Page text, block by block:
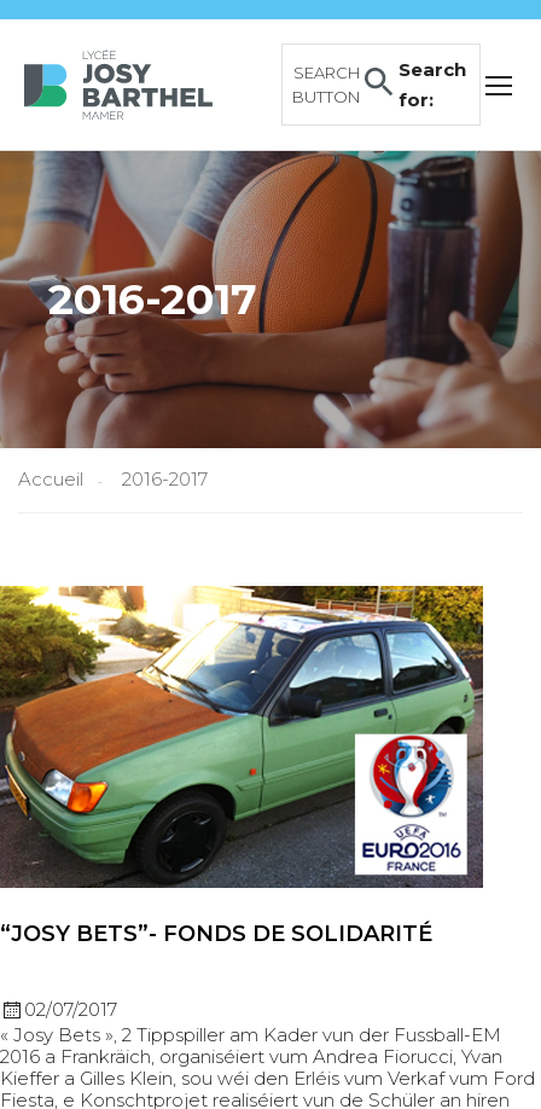
Search
for:
SEARCH
BUTTON
2016-2017
Accueil 2016-2017
“JOSY BETS”- FONDS DE SOLIDARITÉ
02/07/2017
« Josy Bets », 2 Tippspiller am Kader vun der Fussball-EM
2016 a Frankräich, organiséiert vum Andrea Fiorucci, Yvan
Kieffer a Gilles Klein, sou wéi den Erléis vum Verkaf vum Ford
Fiesta, e Konschtprojet realiséiert vun de Schüler an hiren